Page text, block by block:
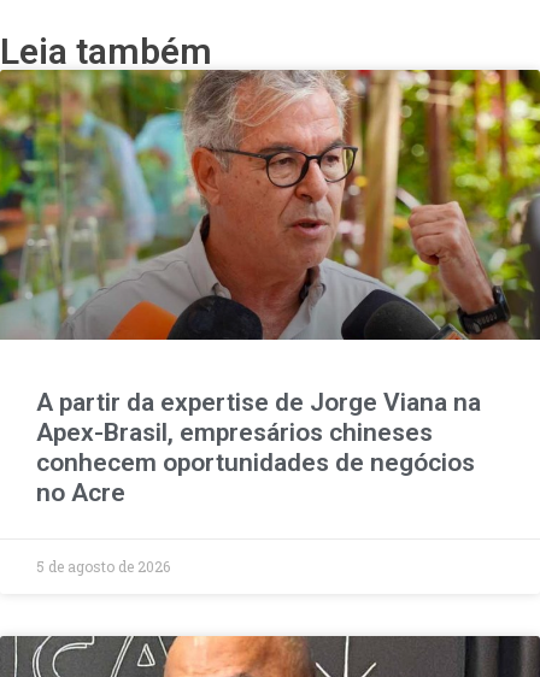
Leia também
A partir da expertise de Jorge Viana na
Apex-Brasil, empresários chineses
conhecem oportunidades de negócios
no Acre
5 de agosto de 2026